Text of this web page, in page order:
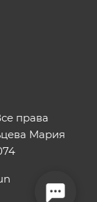
права
Мария